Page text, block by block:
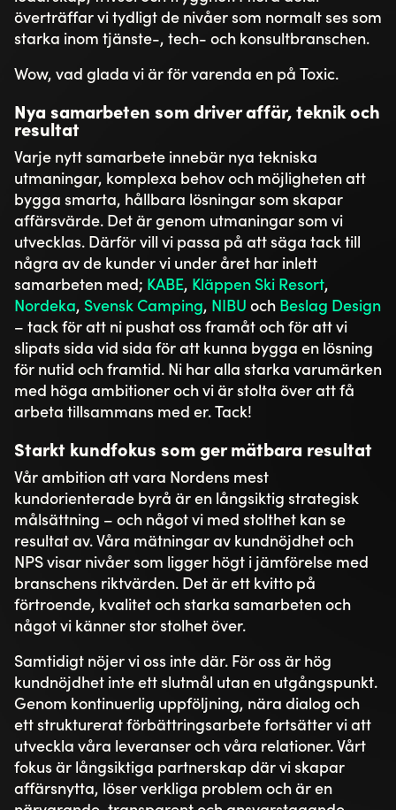
överträffar vi tydligt de nivåer som normalt ses som
starka inom tjänste-, tech- och konsultbranschen.
Wow, vad glada vi är för varenda en på Toxic.
Nya samarbeten som driver affär, teknik och
resultat
Varje nytt samarbete innebär nya tekniska
utmaningar, komplexa behov och möjligheten att
bygga smarta, hållbara lösningar som skapar
affärsvärde. Det är genom utmaningar som vi
utvecklas. Därför vill vi passa på att säga tack till
några av de kunder vi under året har inlett
samarbeten med; KABE, Kläppen Ski Resort,
Nordeka, Svensk Camping, NIBU och Beslag Design
– tack för att ni pushat oss framåt och för att vi
slipats sida vid sida för att kunna bygga en lösning
för nutid och framtid. Ni har alla starka varumärken
med höga ambitioner och vi är stolta över att få
arbeta tillsammans med er. Tack!
Starkt kundfokus som ger mätbara resultat
Vår ambition att vara Nordens mest
kundorienterade byrå är en långsiktig strategisk
målsättning – och något vi med stolthet kan se
resultat av. Våra mätningar av kundnöjdhet och
NPS visar nivåer som ligger högt i jämförelse med
branschens riktvärden. Det är ett kvitto på
förtroende, kvalitet och starka samarbeten och
något vi känner stor stolhet över.
Samtidigt nöjer vi oss inte där. För oss är hög
kundnöjdhet inte ett slutmål utan en utgångspunkt.
Genom kontinuerlig uppföljning, nära dialog och
ett strukturerat förbättringsarbete fortsätter vi att
utveckla våra leveranser och våra relationer. Vårt
fokus är långsiktiga partnerskap där vi skapar
affärsnytta, löser verkliga problem och är en